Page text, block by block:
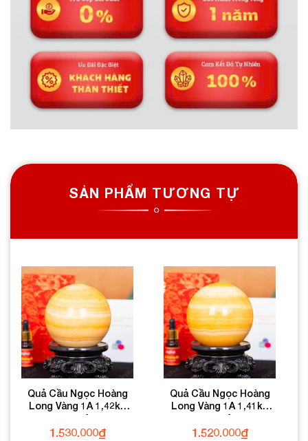
SẢN PHẨM TƯƠNG TỰ
Quả Cầu Ngọc Hoàng
Long Vàng 1A 1,42kg
011-0491A-1,42
1.530.000₫
Quả Cầu Ngọc Hoàng
Long Vàng 1A 1,41kg
011-0491A-1,41
1.520.000₫